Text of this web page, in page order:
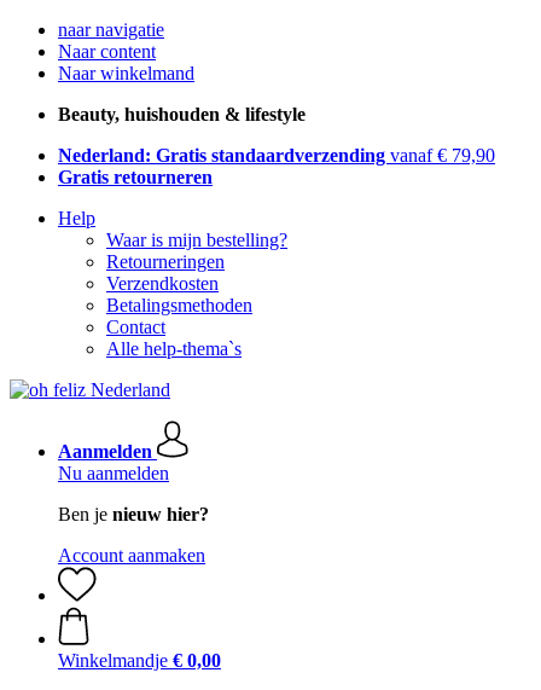
naar navigatie
Naar content
Naar winkelmand
Beauty, huishouden & lifestyle
Nederland: Gratis standaardverzending vanaf € 79,90
Gratis retourneren
Help
Waar is mijn bestelling?
Retourneringen
Verzendkosten
Betalingsmethoden
Contact
Alle help-thema`s
Aanmelden
Nu aanmelden
Ben je nieuw hier?
Account aanmaken
Winkelmandje € 0,00